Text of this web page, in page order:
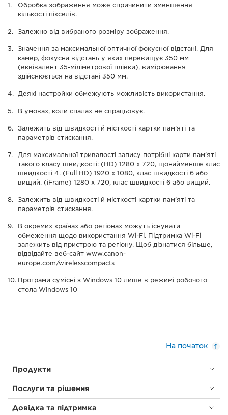
Обробка зображення може спричинити зменшення
кількості пікселів.
Залежно від вибраного розміру зображення.
Значення за максимальної оптичної фокусної відстані. Для
камер, фокусна відстань у яких перевищує 350 мм
(еквівалент 35-міліметрової плівки), вимірювання
здійснюється на відстані 350 мм.
Деякі настройки обмежують можливість використання.
В умовах, коли спалах не спрацьовує.
Залежить від швидкості й місткості картки пам’яті та
параметрів стискання.
Для максимальної тривалості запису потрібні карти пам’яті
такого класу швидкості: (HD) 1280 x 720, щонайменше клас
швидкості 4. (Full HD) 1920 x 1080, клас швидкості 6 або
вищий. (iFrame) 1280 x 720, клас швидкості 6 або вищий.
Залежить від швидкості й місткості картки пам’яті та
параметрів стискання.
В окремих країнах або регіонах можуть існувати
обмеження щодо використання Wi-Fi. Підтримка Wi-Fi
залежить від пристрою та регіону. Щоб дізнатися більше,
відвідайте веб-сайт www.canon-
europe.com/wirelesscompacts
Програми сумісні з Windows 10 лише в режимі робочого
стола Windows 10
На початок
Продукти
Послуги та рішення
Довідка та підтримка